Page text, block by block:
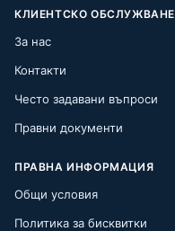
КЛИЕНТСКО ОБСЛУЖВАНЕ
За нас
Контакти
Често задавани въпроси
Правни документи
ПРАВНА ИНФОРМАЦИЯ
Общи условия
Политика за бисквитки